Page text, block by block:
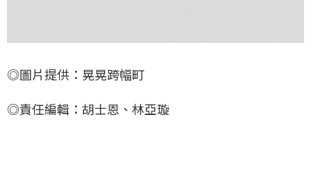
◎圖片提供：晃晃跨幅町
◎責任編輯：胡士恩、林亞璇